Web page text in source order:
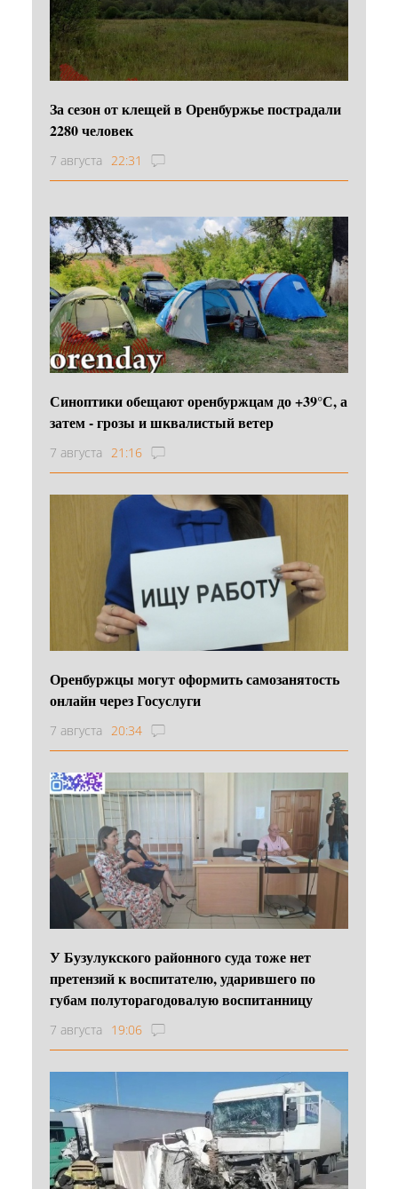
За сезон от клещей в Оренбуржье пострадали
2280 человек
7 августа 22:31
Синоптики обещают оренбуржцам до +39°С, а
затем - грозы и шквалистый ветер
7 августа 21:16
Оренбуржцы могут оформить самозанятость
онлайн через Госуслуги
7 августа 20:34
У Бузулукского районного суда тоже нет
претензий к воспитателю, ударившего по
губам полуторагодовалую воспитанницу
7 августа 19:06